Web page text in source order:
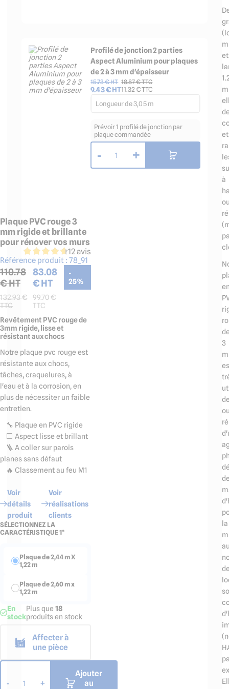
Plaque PVC rouge 3
mm rigide et brillante
pour rénover vos murs
12 avis
Référence produit : 78_91
110.78
€ HT
83.08
€ HT
-
25%
132.93€
TTC
99.70€
TTC
Revêtement PVC rouge de
3mm rigide, lisse et
résistant aux chocs
Notre plaque pvc rouge est
résistante aux chocs,
tâches, craquelures, à
l'eau et à la corrosion, en
plus de nécessiter un faible
entretien.
🔧 Plaque en PVC rigide
⬜️ Aspect lisse et brillant
🪜 A coller sur parois
planes sans défaut
🔥 Classement au feu M1
Voir
détails
produit
Voir
réalisations
clients
SÉLECTIONNEZ LA
CARACTÉRISTIQUE 1*
Plaque de 2,44 m X
1,22 m
Plaque de 2,60 m x
1,22 m
En
stock
Plus que 18
produits en stock
Affecter à
une pièce
- 1 +
Ajouter
au
Profilé de jonction 2 parties
Aspect Aluminium pour plaques
de 2 à 3 mm d'épaisseur
15.73€ HT
9.43€ HT
18.87€ TTC
11.32 € TTC
Longueur de 3,05 m
Prévoir 1 profilé de jonction par
plaque commandée
- 1 +
m
et
et
à
3
la